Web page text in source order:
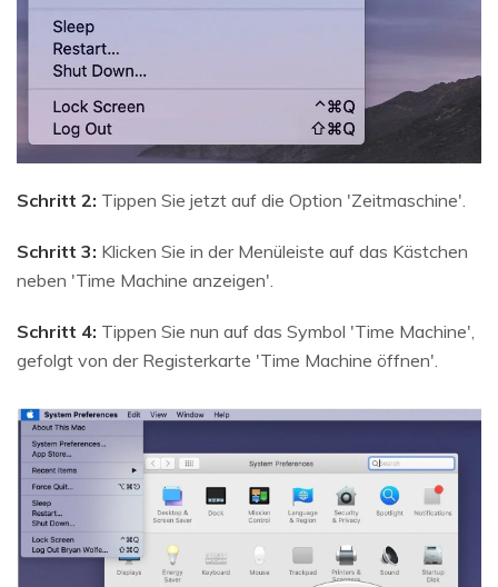
Schritt 2: Tippen Sie jetzt auf die Option 'Zeitmaschine'.
Schritt 3: Klicken Sie in der Menüleiste auf das Kästchen
neben 'Time Machine anzeigen'.
Schritt 4: Tippen Sie nun auf das Symbol 'Time Machine',
gefolgt von der Registerkarte 'Time Machine öffnen'.